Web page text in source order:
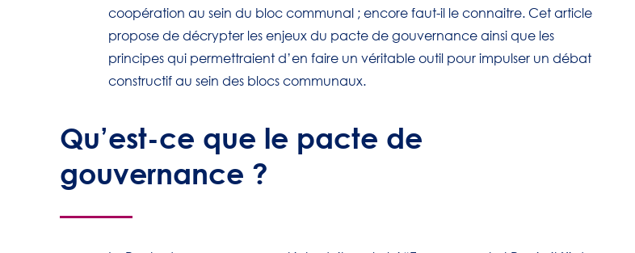
coopération au sein du bloc communal ; encore faut-il le connaitre. Cet article
propose de décrypter les enjeux du pacte de gouvernance ainsi que les
principes qui permettraient d’en faire un véritable outil pour impulser un débat
constructif au sein des blocs communaux.
Qu’est-ce que le pacte de
gouvernance ?